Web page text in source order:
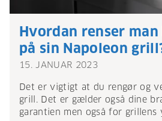
Hvordan renser
på sin Napoleon
15. JANUAR 2023
Det er vigtigt at du rengør og
grill. Det er gælder også dine
garantien men også for grillens